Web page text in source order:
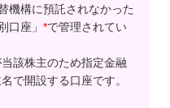
機構に預託されなかった
口座」 *で管理されてい
該株主のため指定金融
で開設する口座です。